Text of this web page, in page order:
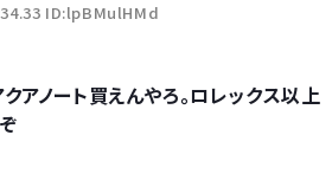
ID:lpBMulHMd
アノート買えんやろ。ロレックス以上